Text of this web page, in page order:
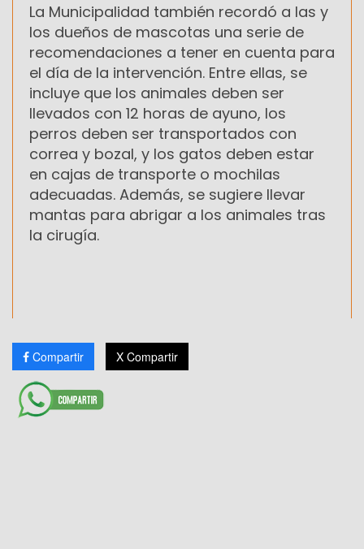
La Municipalidad también recordó a las y
los dueños de mascotas una serie de
recomendaciones a tener en cuenta para
el día de la intervención. Entre ellas, se
incluye que los animales deben ser
llevados con 12 horas de ayuno, los
perros deben ser transportados con
correa y bozal, y los gatos deben estar
en cajas de transporte o mochilas
adecuadas. Además, se sugiere llevar
mantas para abrigar a los animales tras
la cirugía.
Compartir X Compartir